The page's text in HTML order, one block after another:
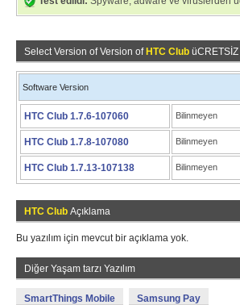
Select Version of Version of HTC Club
Software Version
HTC Club 1.7.6-107060 Bilinmeyen
HTC Club 1.7.8-107080 Bilinmeyen
HTC Club 1.7.13-107138 Bilinmeyen
HTC Club Açıklama
Bu yazılım için mevcut bir açıklama yok.
Diğer Yaşam tarzı Yazılım
SmartThings Mobile Samsung Pay